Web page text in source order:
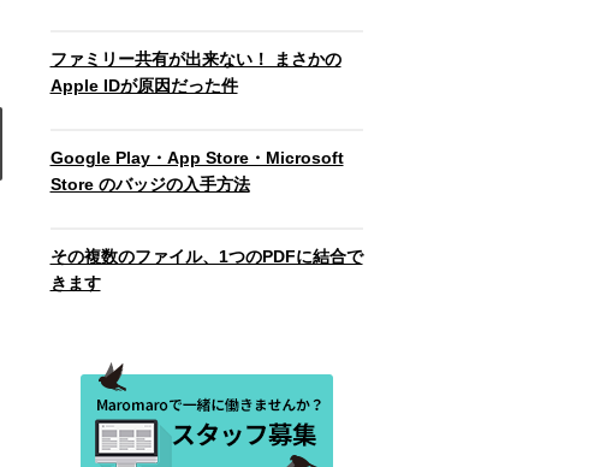
ファミリー共有が出来ない！ まさかの
Apple IDが原因だった件
Google Play・App Store・Microsoft
Store のバッジの入手方法
その複数のファイル、1つのPDFに結合で
きます